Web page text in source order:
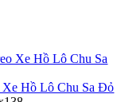
Xe Hồ Lô Chu Sa Đỏ